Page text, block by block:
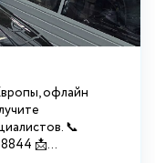
офлайн
📞
📩...